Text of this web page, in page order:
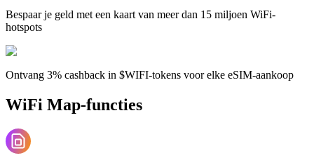
Bespaar je geld met een kaart van meer dan 15 miljoen WiFi-
hotspots
Ontvang 3% cashback in $WIFI-tokens voor elke eSIM-aankoop
WiFi Map-functies